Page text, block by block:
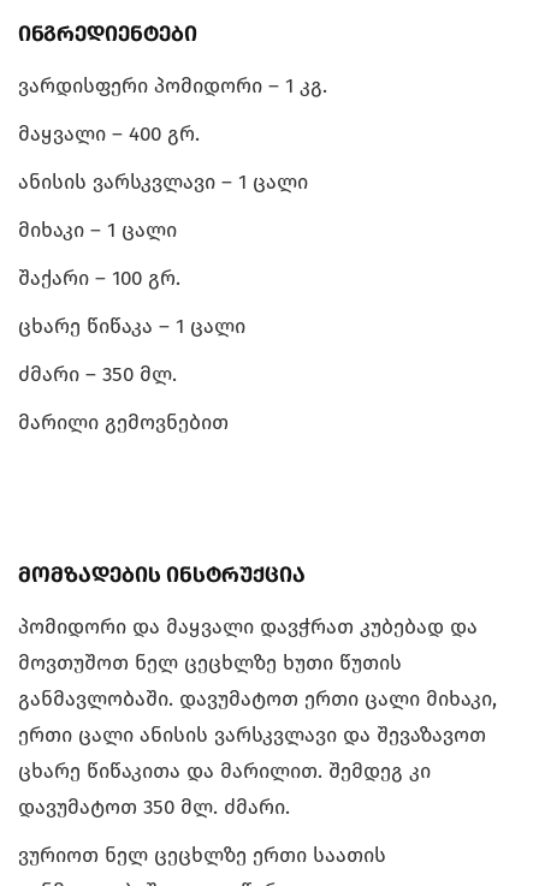
ინგრედიენტები
ვარდისფერი პომიდორი – 1 კგ.
მაყვალი – 400 გრ.
ანისის ვარსკვლავი – 1 ცალი
მიხაკი – 1 ცალი
შაქარი – 100 გრ.
ცხარე წიწაკა – 1 ცალი
ძმარი – 350 მლ.
მარილი გემოვნებით
მომზადების ინსტრუქცია
პომიდორი და მაყვალი დავჭრათ კუბებად და
მოვთუშოთ ნელ ცეცხლზე ხუთი წუთის
განმავლობაში. დავუმატოთ ერთი ცალი მიხაკი,
ერთი ცალი ანისის ვარსკვლავი და შევაზავოთ
ცხარე წიწაკითა და მარილით. შემდეგ კი
დავუმატოთ 350 მლ. ძმარი.
ვურიოთ ნელ ცეცხლზე ერთი საათის